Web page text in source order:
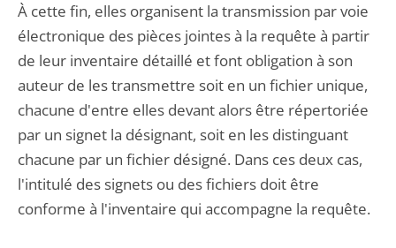
À cette fin, elles organisent la transmission par voie
électronique des pièces jointes à la requête à partir
de leur inventaire détaillé et font obligation à son
auteur de les transmettre soit en un fichier unique,
chacune d'entre elles devant alors être répertoriée
par un signet la désignant, soit en les distinguant
chacune par un fichier désigné. Dans ces deux cas,
l'intitulé des signets ou des fichiers doit être
conforme à l'inventaire qui accompagne la requête.